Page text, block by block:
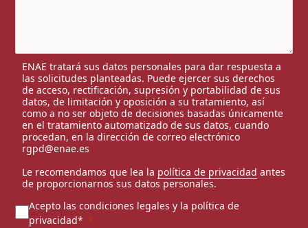
ENAE tratará sus datos personales para dar respuesta a
las solicitudes planteadas. Puede ejercer sus derechos
de acceso, rectificación, supresión y portabilidad de sus
datos, de limitación y oposición a su tratamiento, así
como a no ser objeto de decisiones basadas únicamente
en el tratamiento automatizado de sus datos, cuando
procedan, en la dirección de correo electrónico
rgpd@enae.es
Le recomendamos que lea la política de privacidad antes
de proporcionarnos sus datos personales.
Acepto las condiciones legales y la política de
privacidad*